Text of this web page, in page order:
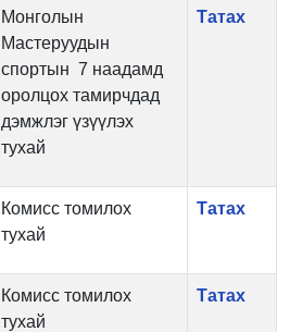
Монголын
Мастеруудын
спортын 7 наадамд
оролцох тамирчдад
дэмжлэг үзүүлэх
тухай
Татах
Комисс томилох
тухай
Татах
Комисс томилох
тухай
Татах